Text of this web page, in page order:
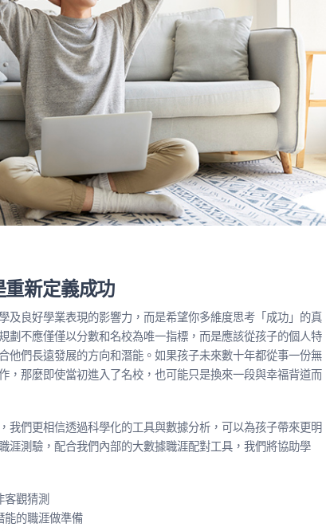
新定義成功
及良好學業表現的影響力，而是希望你多維度思考「成功」的真
劃不應僅僅以分數和名校為唯一指標，而是應該從孩子的個人特
他們長遠發展的方向和潛能。如果孩子未來數十年都從事一份無
，那麼即使當初進入了名校，也可能只是換來一段與幸福背道而
我們更相信透過科學化的工具與數據分析，可以為孩子帶來更明
涯測驗，配合我們內部的大數據職涯配對工具，我們將協助學
觀猜測
能的職涯做準備